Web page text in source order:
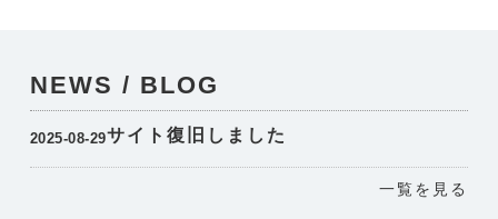
NEWS / BLOG
2025-08-29サイト復旧しました
一覧を見る